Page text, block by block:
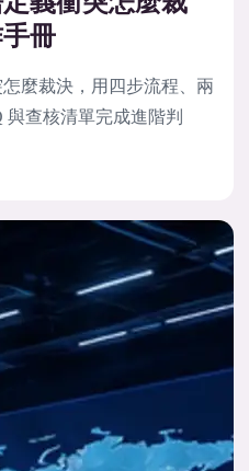
冊
麼裁決，用四步流程、兩
查核清單完成進階判